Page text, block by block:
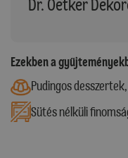
Dr. Oetker
Ezekben a
Pudingos
Sütés nélküli